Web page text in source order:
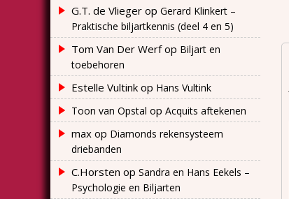
G.T. de Vlieger op Gerard Klinkert –
Praktische biljartkennis (deel 4 en 5)
Tom Van Der Werfop Biljart en
toebehoren
Estelle Vultink op Hans Vultink
Toon van Opstal op Acquits aftekenen
max op Diamonds rekensysteem
driebanden
C.Horsten op Sandra en Hans Eekels –
Psychologie en Biljarten